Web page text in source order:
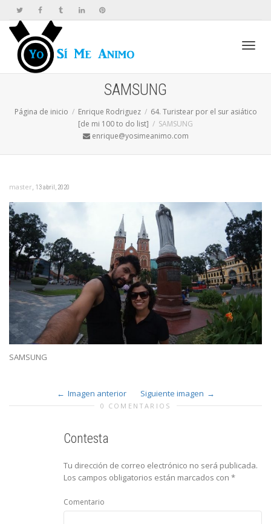
SAMSUNG
Página de inicio Enrique Rodriguez
64. Turistear por el sur asiático
[de mi 100 to do list]
SAMSUNG
enrique@yosimeanimo.com
master, 13 abril, 2020
SAMSUNG
Imagen anterior Siguiente imagen
0 COMENTARIOS
Contesta
Tu dirección de correo electrónico no será publicada.
Los campos obligatorios están marcados con *
Comentario